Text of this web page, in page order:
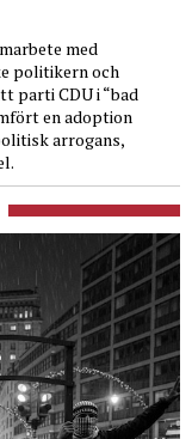
med
politikern och
parti CDU i “bad
en adoption
arrogans,